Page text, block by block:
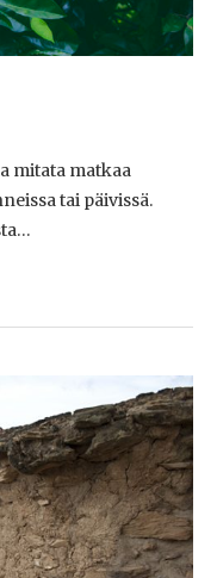
mitata matkaa
tai päivissä.